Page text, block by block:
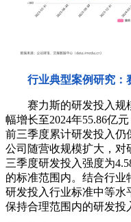
行业典型案例研究：
赛力斯的研发投入规模
幅增长至2024年55.86亿
前三季度累计研发投入仍
公司随营收规模扩大，对
三季度研发投入强度为
的标准范围内。结合行业
研发投入行业标准中等水
保持合理范围内的研发投